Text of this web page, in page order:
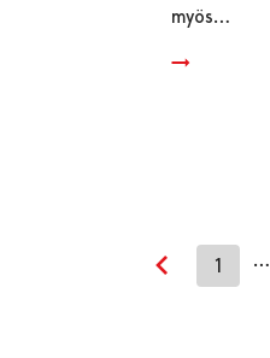
myös…
Edellinen sivu
1 …